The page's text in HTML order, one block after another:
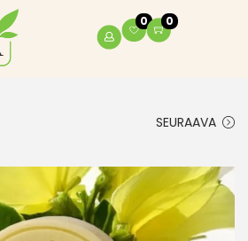
0 0
SEURAAVA